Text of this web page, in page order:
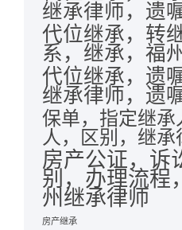
继承律师，遗
代位继承，转
系，继承，福
代位继承，遗
继承律师，遗
保单，指定继承
人，区别，继承
房产公证，诉
别，办理流程
州继承律师
房产继承